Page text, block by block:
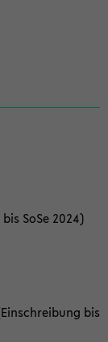
SoSe 2024)
bis